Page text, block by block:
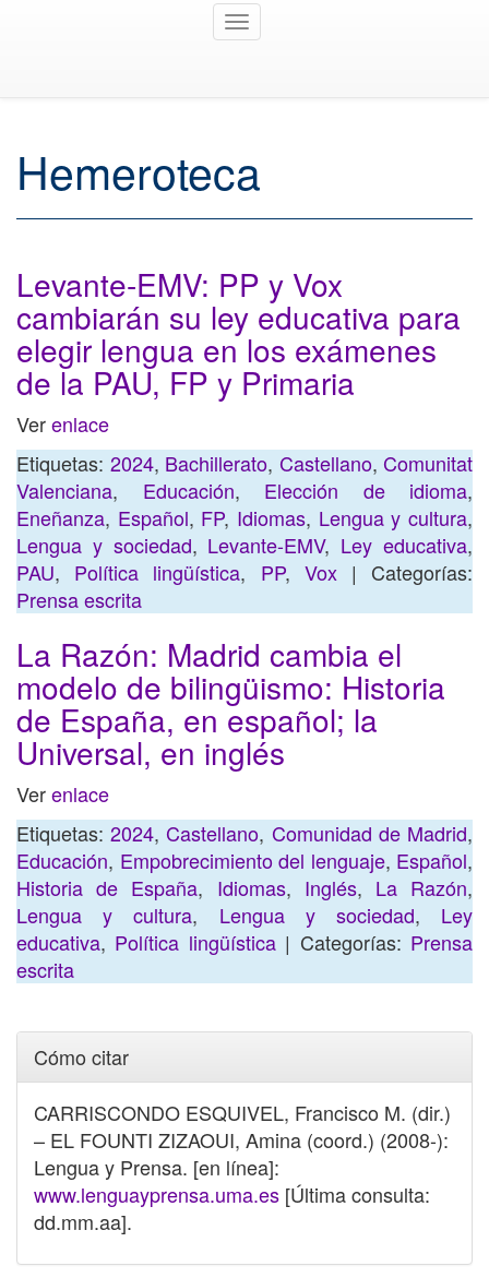
Toggle
Hemeroteca
Levante-EMV: PP y Vox
cambiarán su ley educativa para
elegir lengua en los exámenes
de la PAU, FP y Primaria
Verenlace
Etiquetas: 2024, Bachillerato, Castellano, Comunitat
Valenciana, Educación, Elección de idioma,
Eneñanza, Español, FP, Idiomas, Lengua y cultura,
Lengua y sociedad, Levante-EMV, Ley educativa,
PAU, Política lingüística, PP, Vox| Categorías:
Prensa escrita
La Razón: Madrid cambia el
modelo de bilingüismo: Historia
de España, en español; la
Universal, en inglés
Verenlace
Etiquetas:2024,Castellano, Comunidad de Madrid,
Educación, Empobrecimiento del lenguaje, Español,
Historia de España, Idiomas, Inglés, La Razón,
Lengua y cultura, Lengua y sociedad, Ley
educativa, Política lingüística| Categorías: Prensa
escrita
Cómo citar
CARRISCONDO ESQUIVEL, Francisco M. (dir.)
– EL FOUNTI ZIZAOUI, Amina (coord.) (2008-):
Lengua y Prensa. [en línea]:
www.lenguayprensa.uma.es [Última consulta:
dd.mm.aa].